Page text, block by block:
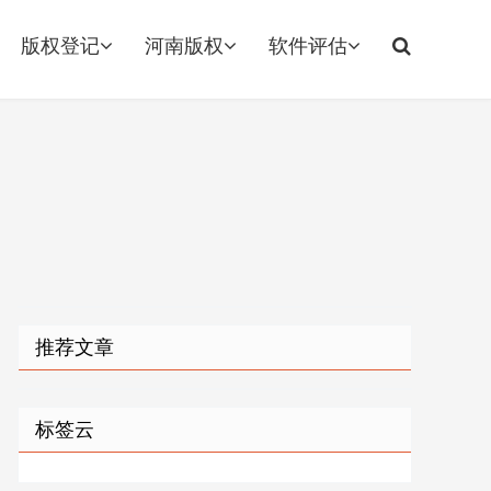
版权登记 河南版权 软件评估
推荐文章
标签云